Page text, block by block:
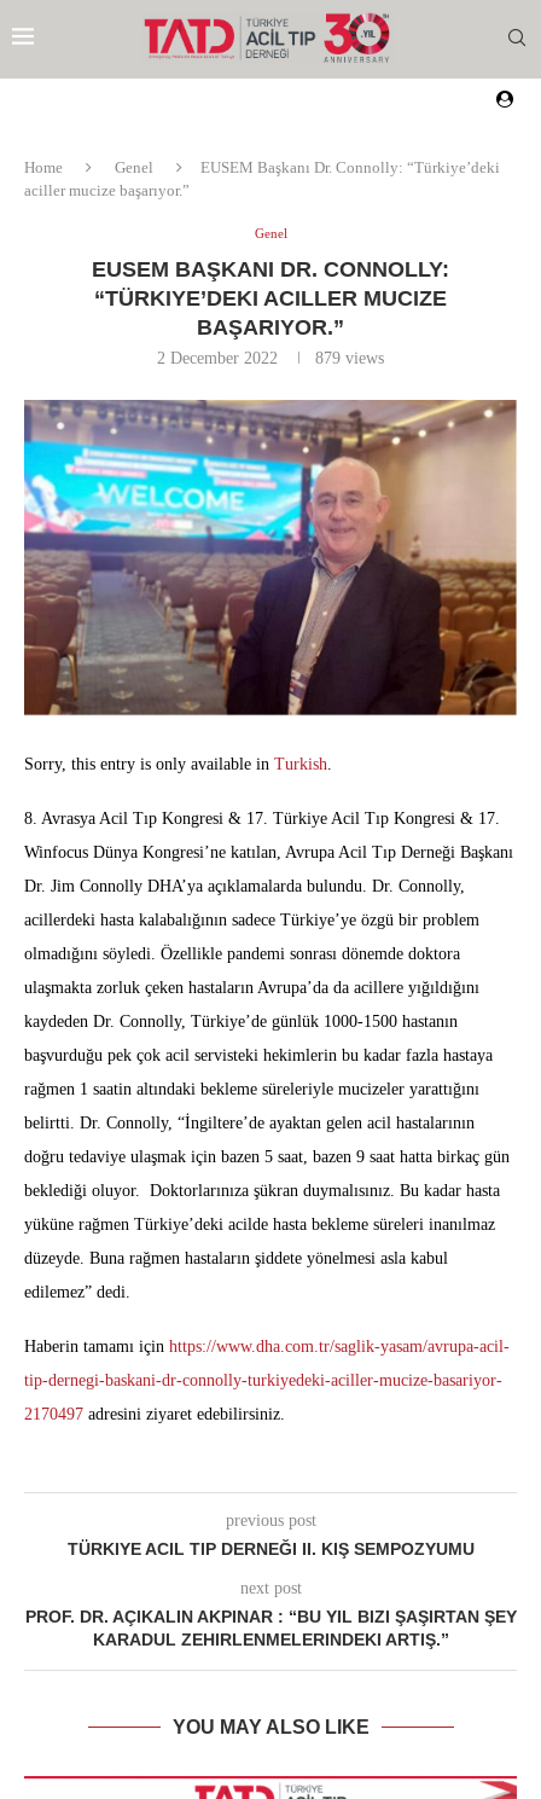
Home Genel
EUSEM Başkanı Dr. Connolly: “Türkiye’deki
aciller mucize başarıyor.”
Genel
EUSEM BAŞKANI DR. CONNOLLY:
“TÜRKIYE’DEKI ACILLER MUCIZE
BAŞARIYOR.”
2 December 2022 879 views
Sorry, this entry is only available in Turkish.
8. Avrasya Acil Tıp Kongresi & 17. Türkiye Acil Tıp Kongresi & 17.
Winfocus Dünya Kongresi’ne katılan, Avrupa Acil Tıp Derneği Başkanı
Dr. Jim Connolly DHA’ya açıklamalarda bulundu. Dr. Connolly,
acillerdeki hasta kalabalığının sadece Türkiye’ye özgü bir problem
olmadığını söyledi. Özellikle pandemi sonrası dönemde doktora
ulaşmakta zorluk çeken hastaların Avrupa’da da acillere yığıldığını
kaydeden Dr. Connolly, Türkiye’de günlük 1000-1500 hastanın
başvurduğu pek çok acil servisteki hekimlerin bu kadar fazla hastaya
rağmen 1 saatin altındaki bekleme süreleriyle mucizeler yarattığını
belirtti. Dr. Connolly, “İngiltere’de ayaktan gelen acil hastalarının
doğru tedaviye ulaşmak için bazen 5 saat, bazen 9 saat hatta birkaç gün
beklediği oluyor. Doktorlarınıza şükran duymalısınız. Bu kadar hasta
yüküne rağmen Türkiye’deki acilde hasta bekleme süreleri inanılmaz
düzeyde. Buna rağmen hastaların şiddete yönelmesi asla kabul
edilemez” dedi.
Haberin tamamı için https://www.dha.com.tr/saglik-yasam/avrupa-acil-
tip-dernegi-baskani-dr-connolly-turkiyedeki-aciller-mucize-basariyor-
2170497 adresini ziyaret edebilirsiniz.
previous post
TÜRKIYE ACIL TIP DERNEĞI II. KIŞ SEMPOZYUMU
next post
PROF. DR. AÇIKALIN AKPINAR : “BU YIL BIZI ŞAŞIRTAN ŞEY
KARADUL ZEHIRLENMELERINDEKI ARTIŞ.”
YOU MAY ALSO LIKE